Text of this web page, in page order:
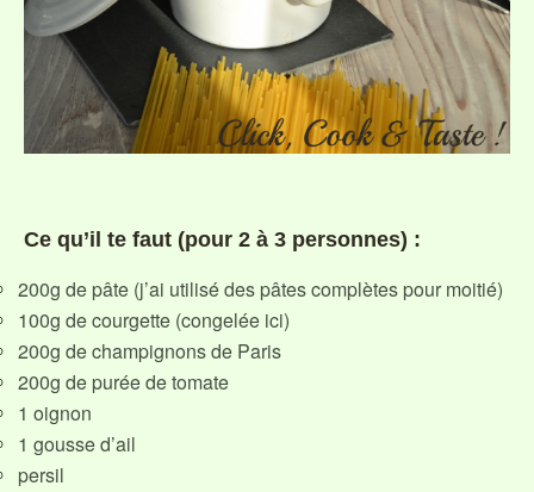
Ce qu’il te faut (pour 2 à 3 personnes) :
200g de pâte (j’ai utilisé des pâtes complètes pour moitié)
100g de courgette (congelée ici)
200g de champignons de Paris
200g de purée de tomate
1 oignon
1 gousse d’ail
persil